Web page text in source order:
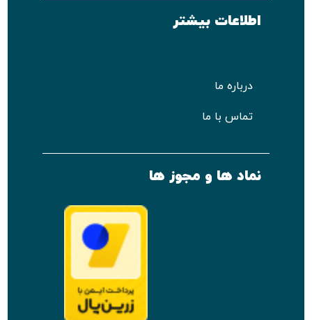
اطلاعات بیشتر
درباره ما
تماس با ما
نماد ها و مجوز ها